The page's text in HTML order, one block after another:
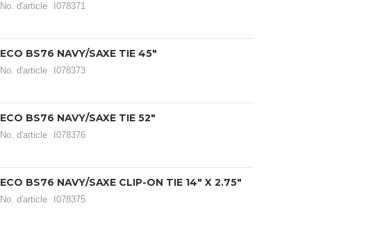
No. d'article I078371
ECO BS76 NAVY/SAXE TIE 45"
No. d'article I078373
ECO BS76 NAVY/SAXE TIE 52"
No. d'article I078376
ECO BS76 NAVY/SAXE CLIP-ON TIE 14" X 2.75"
No. d'article I078375